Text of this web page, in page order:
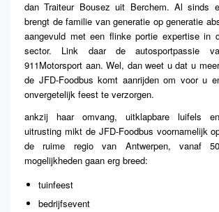
dan Traiteur Bousez uit Berchem. Al sinds
brengt de familie van generatie op generatie
aangevuld met een flinke portie expertise in
sector. Link daar de autosportpassie
911Motorsport aan. Wel, dan weet u dat u
de JFD-Foodbus komt aanrijden om voor u
onvergetelijk feest te verzorgen.
ankzij haar omvang, uitklapbare luifels
uitrusting mikt de JFD-Foodbus voornamelijk
de ruime regio van Antwerpen, vanaf
mogelijkheden gaan erg breed:
tuinfeest
bedrijfsevent